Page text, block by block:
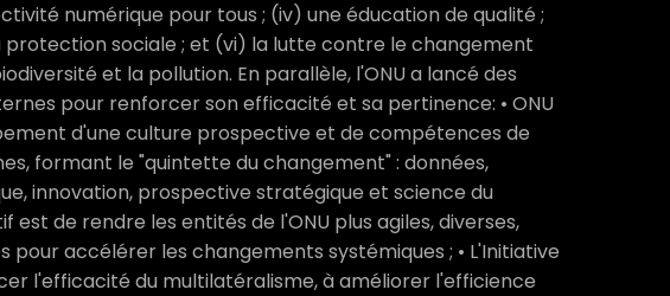
numérique pour tous ; (iv) une éducation de qualité ;
protection sociale ; et (vi) la lutte contre le changement
et la pollution. En parallèle, l'ONU a lancé des
pour renforcer son efficacité et sa pertinence: • ONU
d'une culture prospective et de compétences de
formant le "quintette du changement" : données,
innovation, prospective stratégique et science du
de rendre les entités de l'ONU plus agiles, diverses,
accélérer les changements systémiques ; • L'Initiative
l'efficacité du multilatéralisme, à améliorer l'efficience